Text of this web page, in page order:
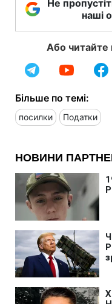
Не
наші
Або читайте
Більше по темі:
посилки Податки